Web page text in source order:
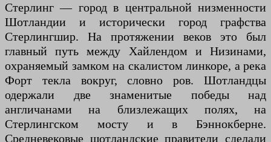
Стерлинг — город в центральной низменности
Шотландии и исторически город графства
Стерлингшир. На протяжении веков это был
главный путь между Хайлендом и Низинами,
охраняемый замком на скалистом линкоре, а река
Форт текла вокруг, словно ров. Шотландцы
одержали две знаменитые победы над
англичанами на близлежащих полях, на
Стерлингском мосту и в Бэннокберне.
Средневековые шотландские правители сделали